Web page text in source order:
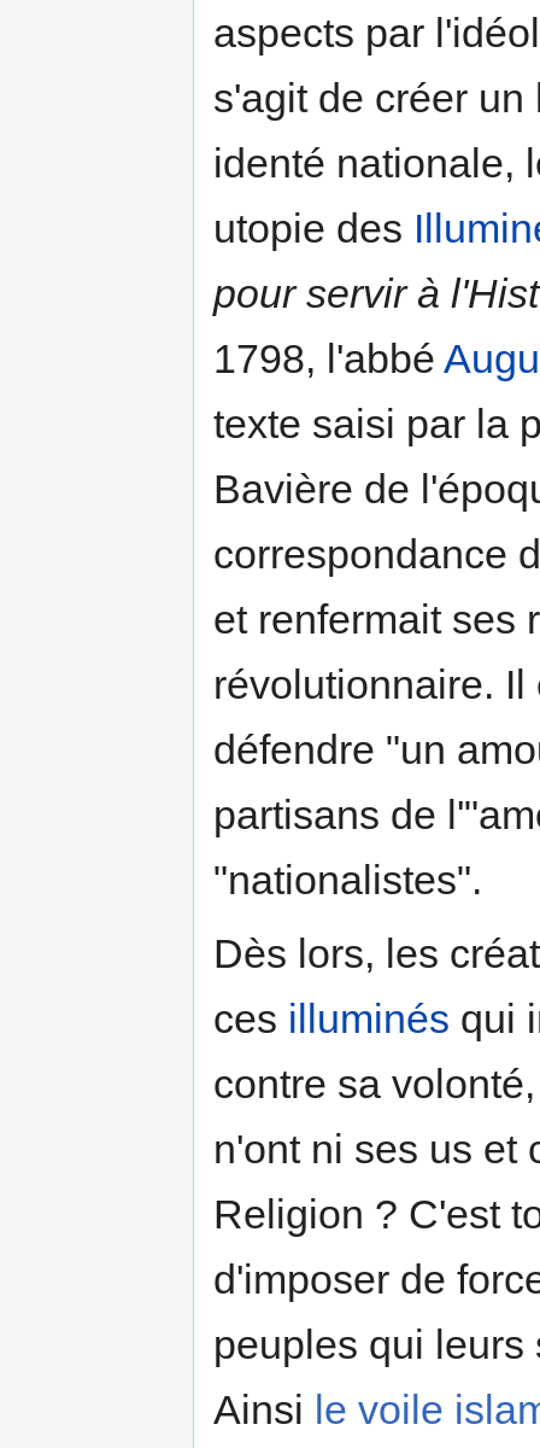
aspects par
s'agit de créer
identé nationale,
utopie des
pour servir à
1798, l'abbé
texte saisi par la
Bavière de
correspondance
et renfermait ses
révolutionnaire.
défendre "un
partisans de
"nationalistes".
Dès lors, les
ces illuminés qui
contre sa
n'ont ni ses us et
Religion ? C'est
d'imposer de
peuples qui leurs
Ainsi le voile